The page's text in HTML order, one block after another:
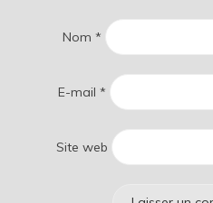
Nom *
E-mail *
Site web